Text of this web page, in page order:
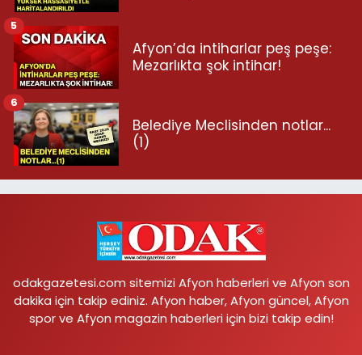
Afyon’da intiharlar peş peşe:
Mezarlıkta şok intihar!
5
Belediye Meclisinden notlar...
(1)
6
odakgazetesi.com sitemizi Afyon haberleri ve Afyon son
dakika için takip ediniz. Afyon haber, Afyon güncel, Afyon
spor ve Afyon magazin haberleri için bizi takip edin!